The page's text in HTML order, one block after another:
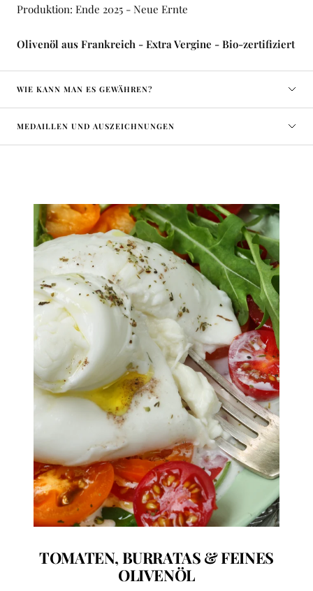
Produktion: Ende 2025 - Neue Ernte
Olivenöl aus Frankreich - Extra Vergine - Bio-zertifiziert
WIE KANN MAN ES GEWÄHREN?
MEDAILLEN UND AUSZEICHNUNGEN
TOMATEN, BURRATAS & FEINES
OLIVENÖL